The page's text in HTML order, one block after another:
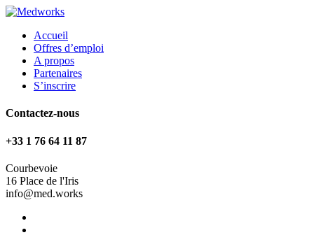
Accueil
Offres d’emploi
A propos
Partenaires
S’inscrire
Contactez-nous
+33 1 76 64 11 87
Courbevoie
16 Place de l'Iris
info@med.works